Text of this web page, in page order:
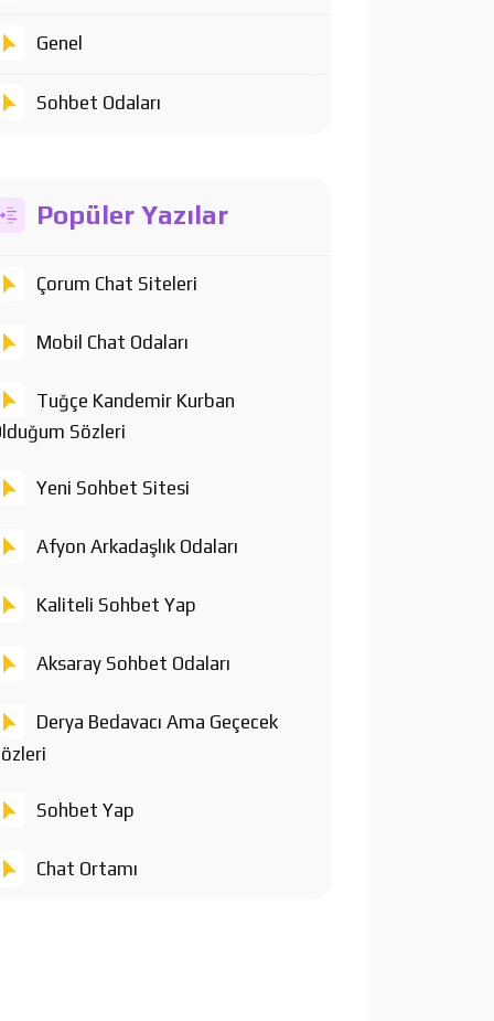
Genel
Sohbet Odaları
Popüler Yazılar
Çorum Chat Siteleri
Mobil Chat Odaları
Tuğçe Kandemir Kurban
Sözleri
Yeni Sohbet Sitesi
Afyon Arkadaşlık Odaları
Kaliteli Sohbet Yap
Aksaray Sohbet Odaları
Derya Bedavacı Ama Geçecek
Sohbet Yap
Chat Ortamı